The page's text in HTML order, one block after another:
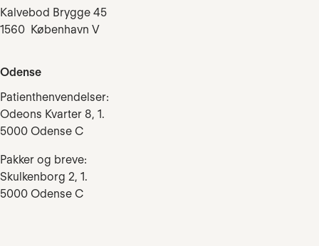
Kalvebod Brygge 45
1560 København V
Odense
Patienthenvendelser:
Odeons Kvarter 8, 1.
5000 Odense C
Pakker og breve:
Skulkenborg 2, 1.
5000 Odense C